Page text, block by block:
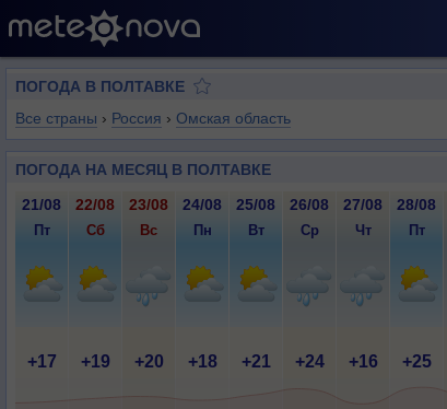
ПОГОДА В ПОЛТАВКЕ
Все страны › Россия › Омская область
ПОГОДА НА МЕСЯЦ В ПОЛТАВКЕ
21/08 22/08 23/08 24/08 25/08 26/08 27/08 28/08
Пт Сб Вс Пн Вт Ср Чт Пт
+17 +19 +20 +18 +21 +24 +16 +25